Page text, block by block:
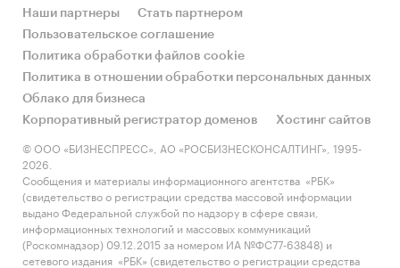
Наши партнеры
Стать партнером
Пользовательское соглашение
Политика обработки файлов cookie
Политика в отношении обработки персональных данных
Облако для бизнеса
Корпоративный регистратор доменов
Хостинг сайтов
© ООО «БИЗНЕСПРЕСС», АО «РОСБИЗНЕСКОНСАЛТИНГ», 1995-
2026.
Сообщения и материалы информационного агентства «РБК»
(свидетельство о регистрации средства массовой информации
выдано Федеральной службой по надзору в сфере связи,
информационных технологий и массовых коммуникаций
(Роскомнадзор) 09.12.2015 за номером ИА №ФС77-63848) и
сетевого издания «РБК» (свидетельство о регистрации средства